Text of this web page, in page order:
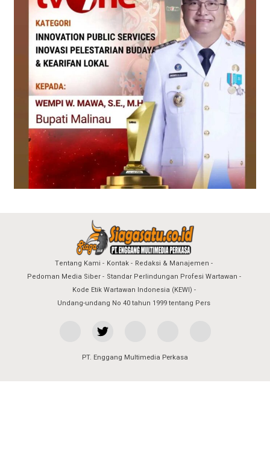
Tentang Kami Kontak
Redaksi & Manajemen
Pedoman Media Siber
Standar Perlindungan Profesi Wartawan
Kode Etik Wartawan Indonesia (KEWI)
Undang-undang No 40 tahun 1999 tentang Pers
PT. Enggang Multimedia Perkasa